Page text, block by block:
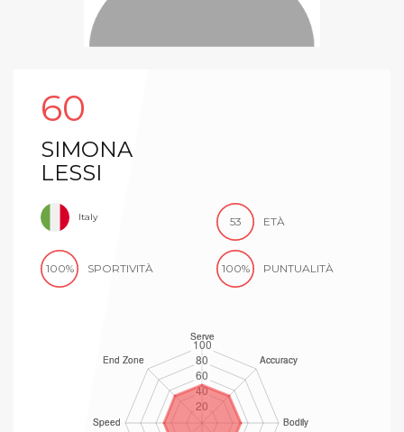
60
SIMONA
LESSI
Italy 53 ETÀ
100% SPORTIVITÀ 100% PUNTUALITÀ